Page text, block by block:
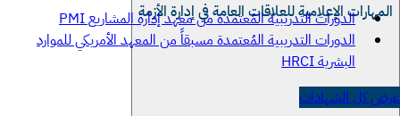
الدورات التدريبية المُعتمدة من معهد إدارة المشاريع PMI
الدورات التدريبية المُعتمدة مسبقاً من المعهد الأمريكي للموارد
البشرية HRCI
عرض كل الشهادات
المهارات الإعلامية للعلاقات العامة في إدارة الأزمة